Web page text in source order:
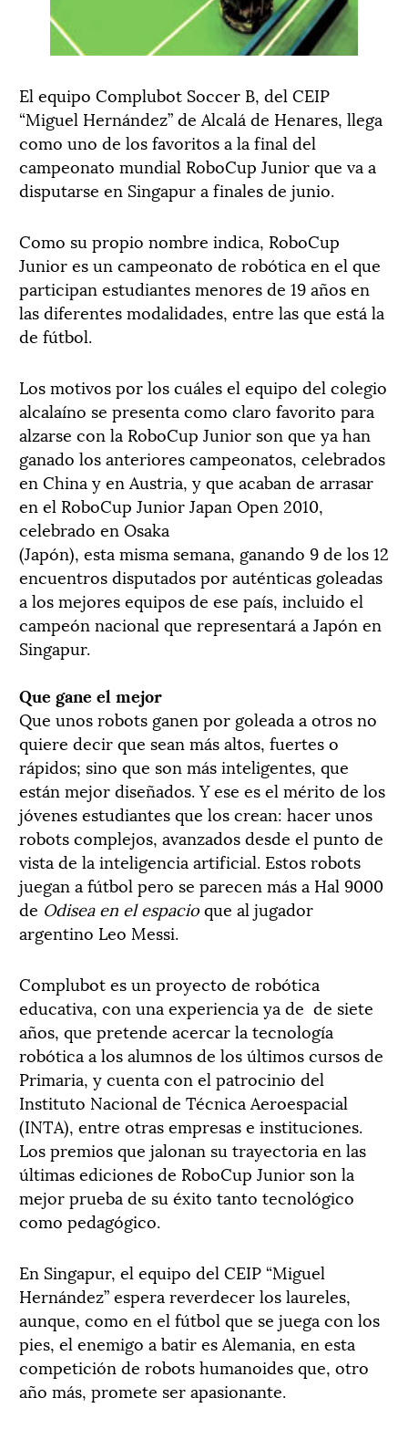
El equipo Complubot Soccer B, del CEIP
“Miguel Hernández” de Alcalá de Henares, llega
como uno de los favoritos a la final del
campeonato mundial RoboCup Junior que va a
disputarse en Singapur a finales de junio.
Como su propio nombre indica, RoboCup
Junior es un campeonato de robótica en el que
participan estudiantes menores de 19 años en
las diferentes modalidades, entre las que está la
de fútbol.
Los motivos por los cuáles el equipo del colegio
alcalaíno se presenta como claro favorito para
alzarse con la RoboCup Junior son que ya han
ganado los anteriores campeonatos, celebrados
en China y en Austria, y que acaban de arrasar
en el RoboCup Junior Japan Open 2010,
celebrado en Osaka
(Japón), esta misma semana, ganando 9 de los 12
encuentros disputados por auténticas goleadas
a los mejores equipos de ese país, incluido el
campeón nacional que representará a Japón en
Singapur.
Que gane el mejor
Que unos robots ganen por goleada a otros no
quiere decir que sean más altos, fuertes o
rápidos; sino que son más inteligentes, que
están mejor diseñados. Y ese es el mérito de los
jóvenes estudiantes que los crean: hacer unos
robots complejos, avanzados desde el punto de
vista de la inteligencia artificial. Estos robots
juegan a fútbol pero se parecen más a Hal 9000
de Odisea en el espacioque al jugador
argentino Leo Messi.
Complubot es un proyecto de robótica
educativa, con una experiencia ya de de siete
años, que pretende acercar la tecnología
robótica a los alumnos de los últimos cursos de
Primaria, y cuenta con el patrocinio del
Instituto Nacional de Técnica Aeroespacial
(INTA), entre otras empresas e instituciones.
Los premios que jalonan su trayectoria en las
últimas ediciones de RoboCup Junior son la
mejor prueba de su éxito tanto tecnológico
como pedagógico.
En Singapur, el equipo del CEIP “Miguel
Hernández” espera reverdecer los laureles,
aunque, como en el fútbol que se juega con los
pies, el enemigo a batir es Alemania, en esta
competición de robots humanoides que, otro
año más, promete ser apasionante.